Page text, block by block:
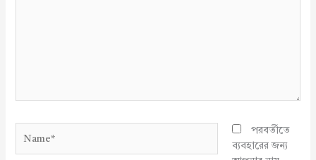
পরবর্তীতে
ব্যবহারের জন্য